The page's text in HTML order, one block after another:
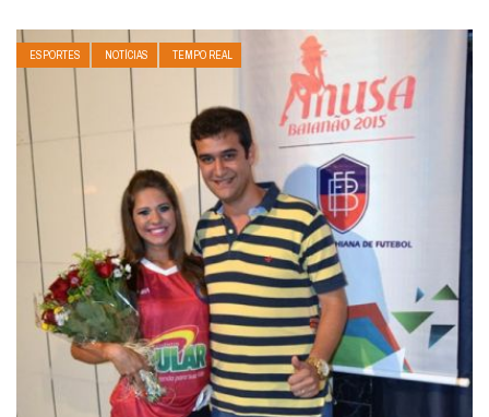
ESPORTES NOTÍCIAS TEMPO REAL